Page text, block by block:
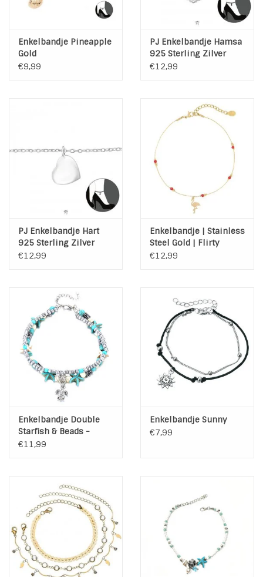
Enkelbandje Pineapple
Gold
€9,99
PJ Enkelbandje Hamsa
925 Sterling Zilver
€12,99
PJ Enkelbandje Hart
925 Sterling Zilver
€12,99
Enkelbandje | Stainless
Steel Gold | Flirty
Flamingo
€12,99
Enkelbandje Double
Starfish & Beads -
Turtle Charm
€11,99
Enkelbandje Sunny
€7,99